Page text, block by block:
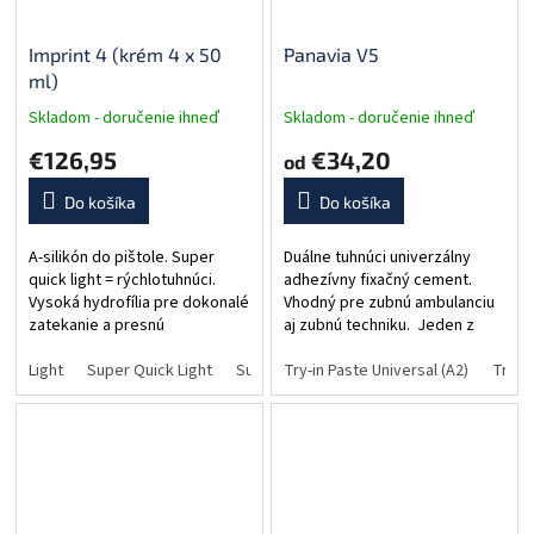
Imprint 4 (krém 4 x 50
ml)
Skladom - doručenie ihneď
€126,95
Do košíka
A-silikón do pištole. Super
quick light = rýchlotuhnúci.
Vysoká hydrofília pre dokonalé
zatekanie a presnú
4 x 50 ml, 5 x žlté miešacie
koncovky, 5x Intraoral
Light Super Quick Light Super Quick Ultra Light Regular
Panavia V5
Skladom - doručenie ihneď
od €34,20
Do košíka
Duálne tuhnúci univerzálny
adhezívny fixačný cement.
Vhodný pre zubnú ambulanciu
aj zubnú techniku. Jeden z
adhezívnych cementov.
Vysoká pevnosť väzby.
Try-in Paste Universal (A2) Try-